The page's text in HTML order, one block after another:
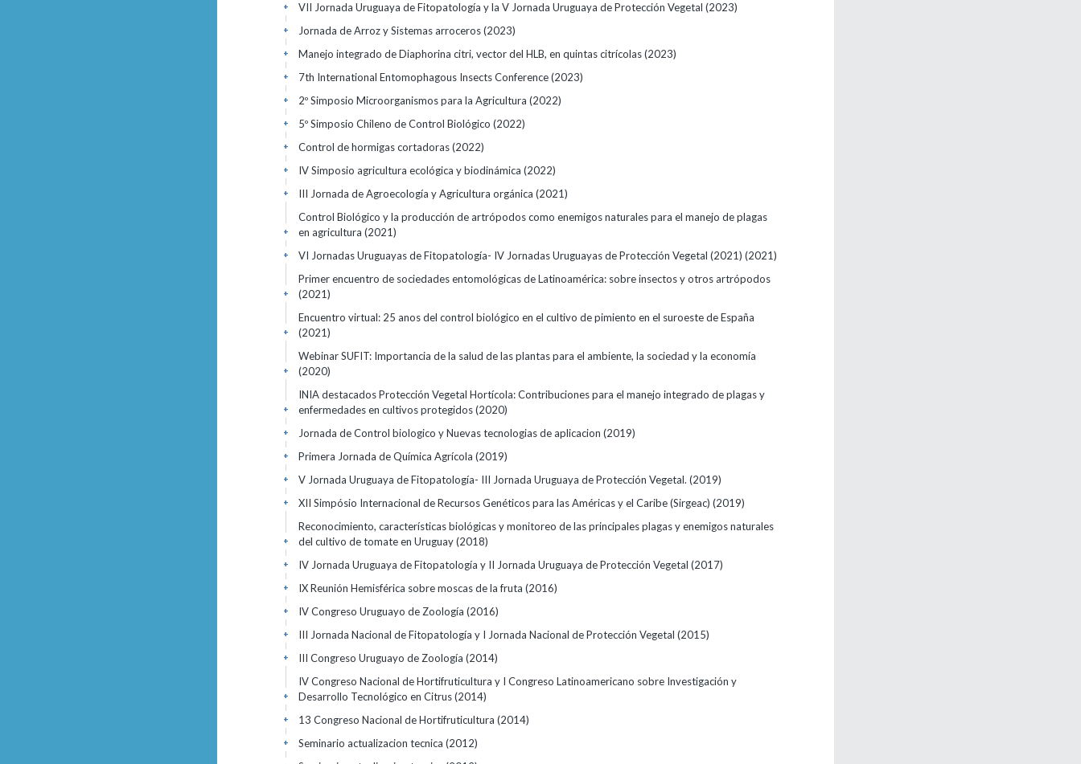
VII Jornada Uruguaya de Fitopatología y la V Jornada Uruguaya de Protección Vegetal (2023)
+
Jornada de Arroz y Sistemas arroceros(2023)
+
Manejo integrado de Diaphorina citri, vector del HLB, en quintas citrícolas(2023)
+
7th International Entomophagous Insects Conference(2023)
+
2º Simposio Microorganismos para la Agricultura (2022)
+
5º Simposio Chileno de Control Biológico (2022)
+
Control de hormigas cortadoras(2022)
+
IV Simposio agricultura ecológica y biodinámica (2022)
+
III Jornada de Agroecología y Agricultura orgánica (2021)
+
Control Biológico y la producción de artrópodos como enemigos naturales para el manejo de plagas
en agricultura (2021)
+
VI Jornadas Uruguayas de Fitopatología- IV Jornadas Uruguayas de Protección Vegetal (2021) (2021)
+
Primer encuentro de sociedades entomológicas de Latinoamérica: sobre insectos y otros artrópodos
(2021)
+
Encuentro virtual: 25 anos del control biológico en el cultivo de pimiento en el suroeste de España
(2021)
+
Webinar SUFIT: Importancia de la salud de las plantas para el ambiente, la sociedad y la economía
(2020)
+
INIA destacados Protección Vegetal Hortícola: Contribuciones para el manejo integrado de plagas y
enfermedades en cultivos protegidos(2020)
+
Jornada de Control biologico y Nuevas tecnologias de aplicacion (2019)
+
Primera Jornada de Química Agrícola (2019)
+
V Jornada Uruguaya de Fitopatología- III Jornada Uruguaya de Protección Vegetal. (2019)
+
XII Simpósio Internacional de Recursos Genéticos para las Américas y el Caribe (Sirgeac) (2019)
+
Reconocimiento, características biológicas y monitoreo de las principales plagas y enemigos naturales
del cultivo de tomate en Uruguay(2018)
+
IV Jornada Uruguaya de Fitopatología y II Jornada Uruguaya de Protección Vegetal (2017)
+
IX Reunión Hemisférica sobre moscas de la fruta (2016)
+
IV Congreso Uruguayo de Zoología (2016)
+
III Jornada Nacional de Fitopatología y I Jornada Nacional de Protección Vegetal (2015)
+
III Congreso Uruguayo de Zoología (2014)
+
IV Congreso Nacional de Hortifruticultura y I Congreso Latinoamericano sobre Investigación y
Desarrollo Tecnológico en Citrus(2014)
+
13 Congreso Nacional de Hortifruticultura (2014)
+
Seminario actualizacion tecnica (2012)
+